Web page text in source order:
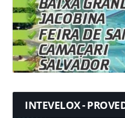
INTEVELOX -